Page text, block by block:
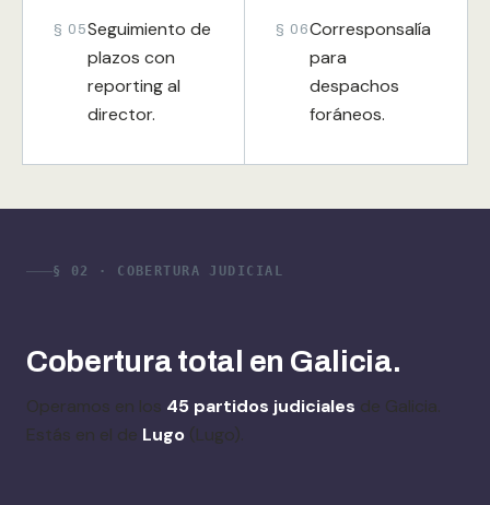
§ 05Seguimiento de
plazos con
reporting al
director.
§ 06Corresponsalía
para
despachos
foráneos.
§ 02 · COBERTURA JUDICIAL
Cobertura total en Galicia.
Operamos en los 45 partidos judiciales de Galicia.
Estás en el de Lugo (Lugo).